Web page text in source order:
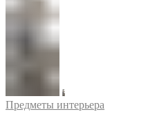
Предметы интерьера